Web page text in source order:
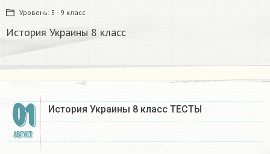
Уровень: 5 - 9 класс
История Украины 8 класс
01
АВГУСТ
История Украины 8 класс ТЕСТЫ ​